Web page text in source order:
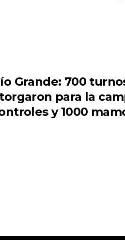
Grande: 700
para la
y 1000